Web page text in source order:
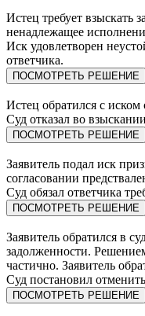
Истец требует взыскать
ненадлежащее
Иск удовлетворен
ответчика.
ПОСМОТРЕТЬ РЕШЕНИЕ
Истец обратился с
Суд отказал во
ПОСМОТРЕТЬ РЕШЕНИЕ
Заявитель подал иск
согласовании
Суд обязал ответчика
ПОСМОТРЕТЬ РЕШЕНИЕ
Заявитель обратился в
задолженности.
частично. Заявитель
Суд постановил
ПОСМОТРЕТЬ РЕШЕНИЕ